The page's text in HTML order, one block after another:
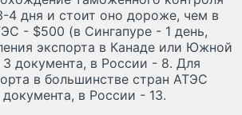
4 дня и стоит оно дороже, чем в
- $500 (в Сингапуре - 1 день,
экспорта в Канаде или Южной
3 документа, в России - 8. Для
в большинстве стран АТЭС
в России - 13.